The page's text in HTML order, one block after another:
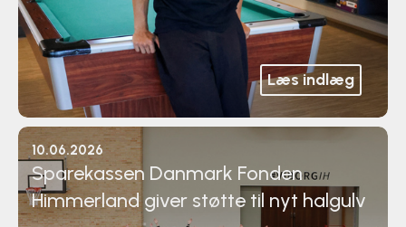
Læs indlæg
10.06.2026
Sparekassen Danmark Fonden
Himmerland giver støtte til nyt halgulv
Volleyball
Yoga